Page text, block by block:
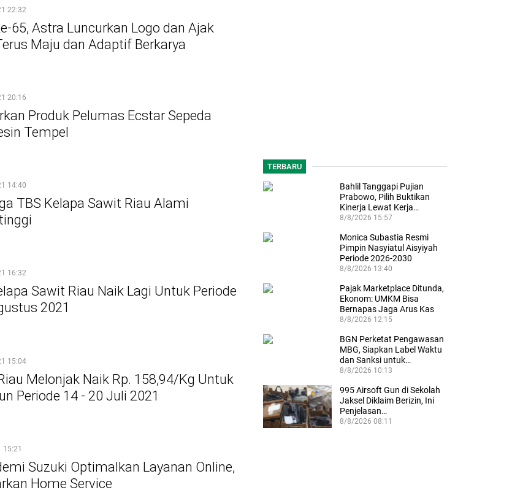
22:32
65, Astra Luncurkan Logo dan Ajak
Maju dan Adaptif Berkarya
20:16
Produk Pelumas Ecstar Sepeda
Tempel
14:40
TBS Kelapa Sawit Riau Alami
16:32
Sawit Riau Naik Lagi Untuk Periode
2021
15:04
Melonjak Naik Rp. 158,94/Kg Untuk
Periode 14 - 20 Juli 2021
Suzuki Optimalkan Layanan Online,
Home Service
TERBARU
Bahlil Tanggapi Pujian
Prabowo, Pilih Buktikan
Kinerja Lewat Kerja…
8/8/2026 15:57
Monica Subastia Resmi
Pimpin Nasyiatul Aisyiyah
Periode 2026-2030
8/8/2026 13:40
Pajak Marketplace Ditunda,
Ekonom: UMKM Bisa
Bernapas Jaga Arus Kas
8/8/2026 12:15
BGN Perketat Pengawasan
MBG, Siapkan Label Waktu
dan Sanksi untuk…
8/8/2026 10:13
995 Airsoft Gun di Sekolah
Jaksel Diklaim Berizin, Ini
Penjelasan…
8/8/2026 08:11